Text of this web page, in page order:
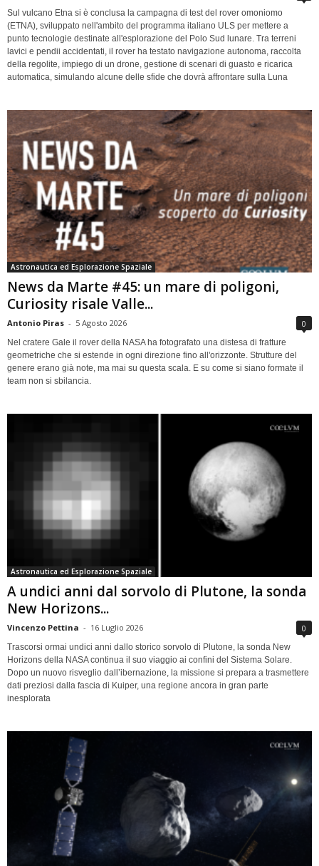
Sul vulcano Etna si è conclusa la campagna di test del rover omoniomo
(ETNA), sviluppato nell'ambito del programma italiano ULS per mettere a
punto tecnologie destinate all'esplorazione del Polo Sud lunare. Tra terreni
lavici e pendii accidentati, il rover ha testato navigazione autonoma, raccolta
della regolite, impiego di un drone, gestione di scenari di guasto e ricarica
automatica, simulando alcune delle sfide che dovrà affrontare sulla Luna
Astronautica ed Esplorazione Spaziale
News da Marte #45: un mare di poligoni,
Curiosity risale Valle...
Antonio Piras - 5 Agosto 2026 0
Nel cratere Gale il rover della NASA ha fotografato una distesa di fratture
geometriche che si estende in ogni direzione fino all'orizzonte. Strutture del
genere erano già note, ma mai su questa scala. E su come si siano formate il
team non si sbilancia.
Astronautica ed Esplorazione Spaziale
A undici anni dal sorvolo di Plutone, la sonda
New Horizons...
Vincenzo Pettina - 16 Luglio 2026 0
Trascorsi ormai undici anni dallo storico sorvolo di Plutone, la sonda New
Horizons della NASA continua il suo viaggio ai confini del Sistema Solare.
Dopo un nuovo risveglio dall’ibernazione, la missione si prepara a trasmettere
dati preziosi dalla fascia di Kuiper, una regione ancora in gran parte
inesplorata